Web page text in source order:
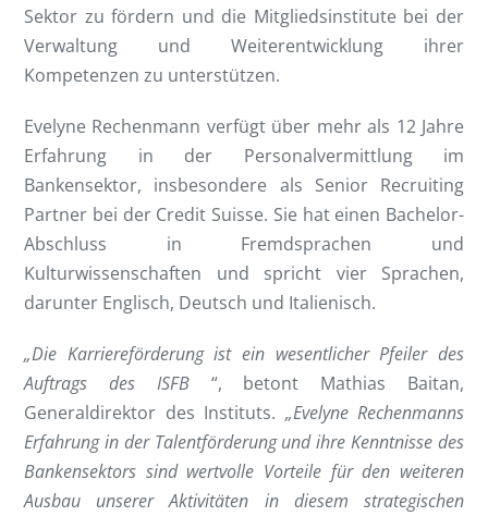
Sektor zu fördern und die Mitgliedsinstitute bei der
Verwaltung und Weiterentwicklung ihrer
Kompetenzen zu unterstützen.
Evelyne Rechenmann verfügt über mehr als 12 Jahre
Erfahrung in der Personalvermittlung im
Bankensektor, insbesondere als Senior Recruiting
Partner bei der Credit Suisse. Sie hat einen Bachelor-
Abschluss in Fremdsprachen und
Kulturwissenschaften und spricht vier Sprachen,
darunter Englisch, Deutsch und Italienisch.
„Die Karriereförderung ist ein wesentlicher Pfeiler des
Auftrags des ISFB“, betont Mathias Baitan,
Generaldirektor des Instituts. „Evelyne Rechenmanns
Erfahrung in der Talentförderung und ihre Kenntnisse des
Bankensektors sind wertvolle Vorteile für den weiteren
Ausbau unserer Aktivitäten in diesem strategischen